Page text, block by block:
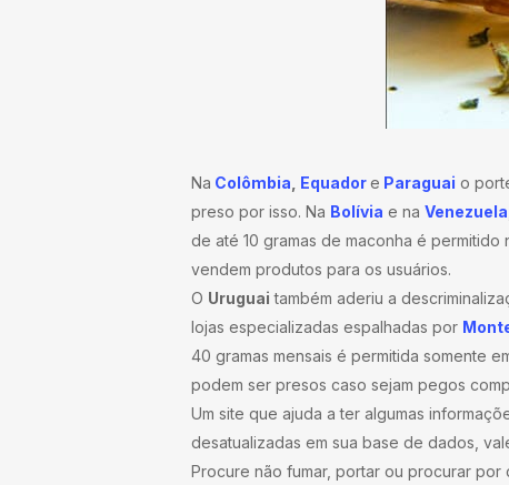
Na Colômbia Equadore Paraguai o
preso por isso. Na Bolívia e na Venezuela
de até 10 gramas de maconha é permitido
vendem produtos para os usuários.
O Uruguai também aderiu a
lojas especializadas espalhadas por
40 gramas mensais é permitida somente
podem ser presos caso sejam pegos
Um site que ajuda a ter algumas
desatualizadas em sua base de dados,
Procure não fumar, portar ou procurar por